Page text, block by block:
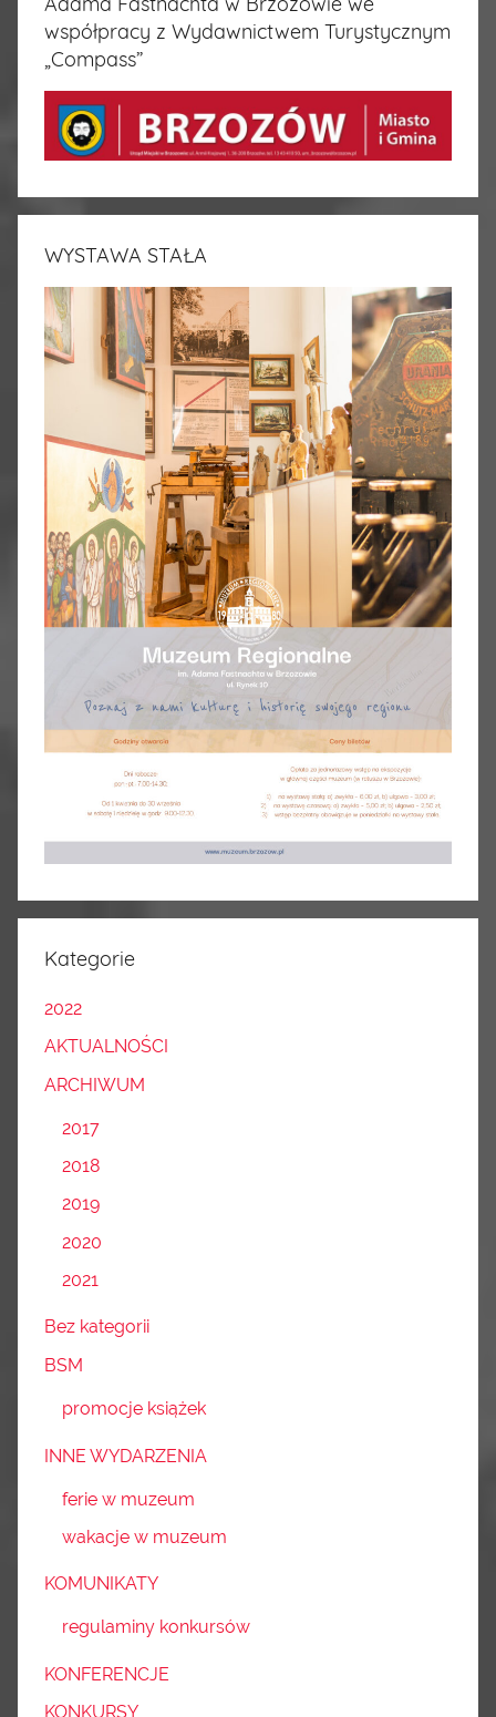
współpracy z Wydawnictwem Turystycznym
„Compass”
WYSTAWA STAŁA
Kategorie
2022
AKTUALNOŚCI
ARCHIWUM
2017
2018
2019
2020
2021
Bez kategorii
BSM
promocje książek
INNE WYDARZENIA
ferie w muzeum
wakacje w muzeum
KOMUNIKATY
regulaminy konkursów
KONFERENCJE
KONKURSY